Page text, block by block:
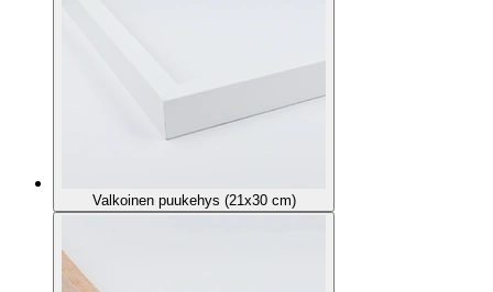
Valkoinen puukehys (21x30 cm)